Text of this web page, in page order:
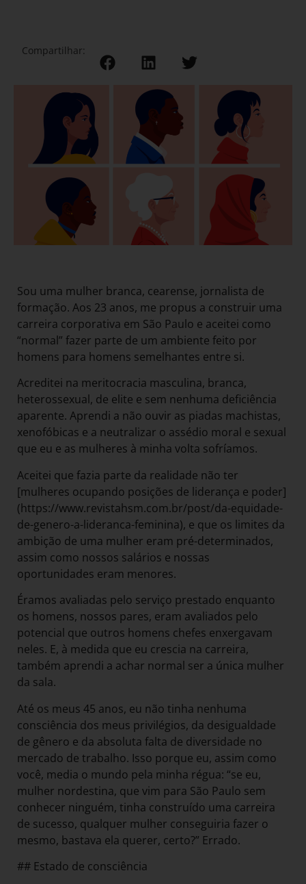
Compartilhar:
Sou uma mulher branca, cearense, jornalista de
formação. Aos 23 anos, me propus a construir uma
carreira corporativa em São Paulo e aceitei como
“normal” fazer parte de um ambiente feito por
homens para homens semelhantes entre si.
Acreditei na meritocracia masculina, branca,
heterossexual, de elite e sem nenhuma deficiência
aparente. Aprendi a não ouvir as piadas machistas,
xenofóbicas e a neutralizar o assédio moral e sexual
que eu e as mulheres à minha volta sofríamos.
Aceitei que fazia parte da realidade não ter
[mulheres ocupando posições de liderança e poder]
(https://www.revistahsm.com.br/post/da-equidade-
de-genero-a-lideranca-feminina), e que os limites da
ambição de uma mulher eram pré-determinados,
assim como nossos salários e nossas
oportunidades eram menores.
Éramos avaliadas pelo serviço prestado enquanto
os homens, nossos pares, eram avaliados pelo
potencial que outros homens chefes enxergavam
neles. E, à medida que eu crescia na carreira,
também aprendi a achar normal ser a única mulher
da sala.
Até os meus 45 anos, eu não tinha nenhuma
consciência dos meus privilégios, da desigualdade
de gênero e da absoluta falta de diversidade no
mercado de trabalho. Isso porque eu, assim como
você, media o mundo pela minha régua: “se eu,
mulher nordestina, que vim para São Paulo sem
conhecer ninguém, tinha construído uma carreira
de sucesso, qualquer mulher conseguiria fazer o
mesmo, bastava ela querer, certo?” Errado.
## Estado de consciência